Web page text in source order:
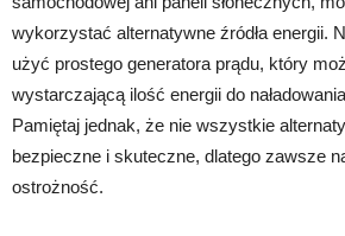
wykorzystać alternatywne źródła energii.
użyć prostego generatora prądu, który
wystarczającą ilość energii do
Pamiętaj jednak, że nie wszystkie
bezpieczne i skuteczne, dlatego zawsze
ostrożność.